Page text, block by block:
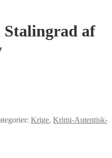
Stalingrad af
Krige, Krimi-Autentisk-